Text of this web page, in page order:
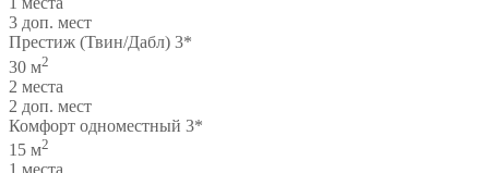
3 доп. мест
Престиж (Твин/Дабл) 3*
30 м2
2 места
2 доп. мест
Комфорт одноместный 3*
15 м2
1 места